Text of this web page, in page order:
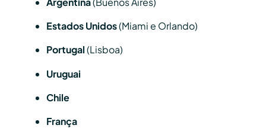
Estados Unidos(Miami e Orlando)
Portugal(Lisboa)
Uruguai
Chile
França